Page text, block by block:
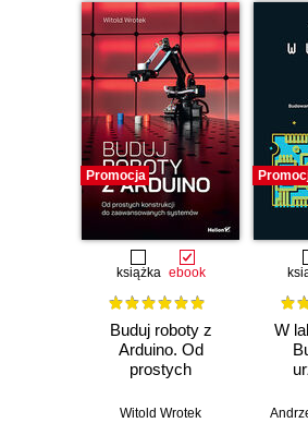
Promocja
książka ebook
Buduj roboty z
Arduino. Od
prostych
zaawansowanych
Witold Wrotek
W